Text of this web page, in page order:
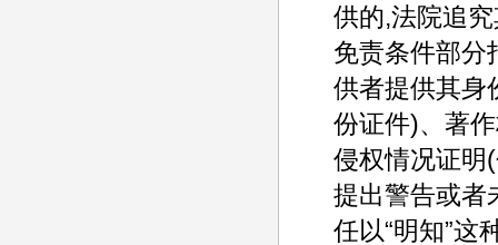
供的,法院追
免责条件部分
供者提供其身
份证件)、著
侵权情况证明
提出警告或者
任以“明知”这